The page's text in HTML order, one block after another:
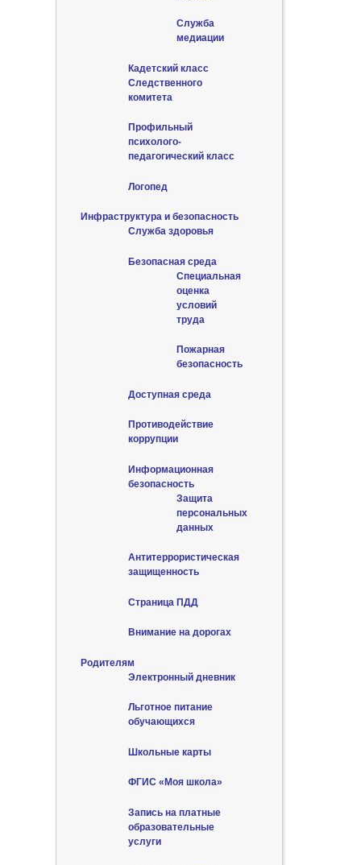
Служба
медиации
Кадетский класс
Следственного
комитета
Профильный
психолого-
педагогический класс
Логопед
Инфраструктура и безопасность
Служба здоровья
Безопасная среда
Специальная
оценка
условий
труда
Пожарная
безопасность
Доступная среда
Противодействие
коррупции
Информационная
безопасность
Защита
персональных
данных
Антитеррористическая
защищенность
Страница ПДД
Внимание на дорогах
Родителям
Электронный дневник
Льготное питание
обучающихся
Школьные карты
ФГИС «Моя школа»
Запись на платные
образовательные
услуги